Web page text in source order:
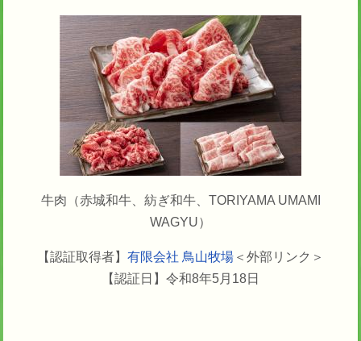
牛肉（赤城和牛、紡ぎ和牛、TORIYAMA UMAMI
WAGYU）
【認証取得者】 有限会社 鳥山牧場 ＜外部リンク＞
【認証日】令和8年5月18日